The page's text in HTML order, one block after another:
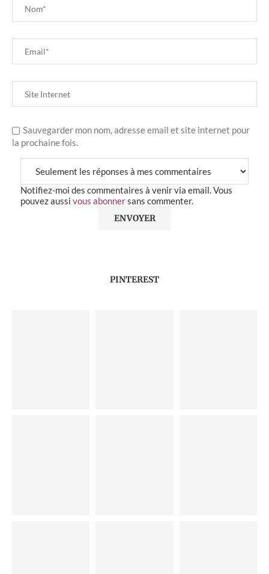
Sauvegarder mon nom, adresse email et site internet pour
la prochaine fois.
Notifiez-moi des commentaires à venir via email. Vous
pouvez aussi vous abonnersans commenter.
PINTEREST